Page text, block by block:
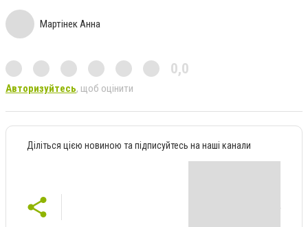
Мартінек Анна
0,0
Авторизуйтесь, щоб оцінити
Діліться цією новиною та підписуйтесь на наші канали